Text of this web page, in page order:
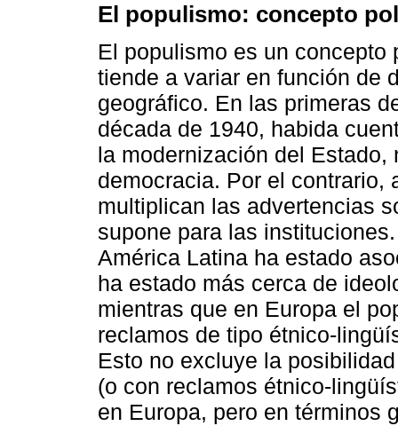
El populismo: concepto
El populismo es un
tiende a variar en función de
geográfico. En las primeras
década de 1940, habida
la modernización del
democracia. Por el contrario,
multiplican las advertencias
supone para las
América Latina ha estado
ha estado más cerca de
mientras que en Europa el
reclamos de tipo étnico-
Esto no excluye la
(o con reclamos étnico-
en Europa, pero en términos